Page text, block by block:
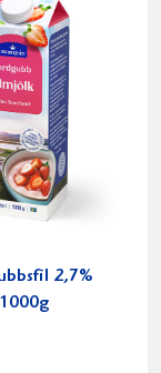
2,7%
1000g